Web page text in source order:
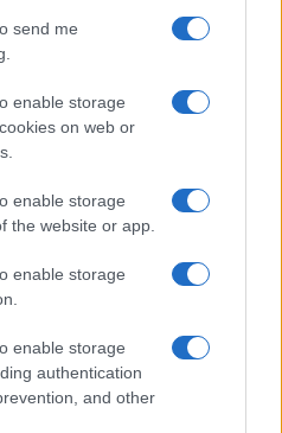
send me
enable storage
on web or
enable storage
the website or app.
enable storage
enable storage
authentication
and other